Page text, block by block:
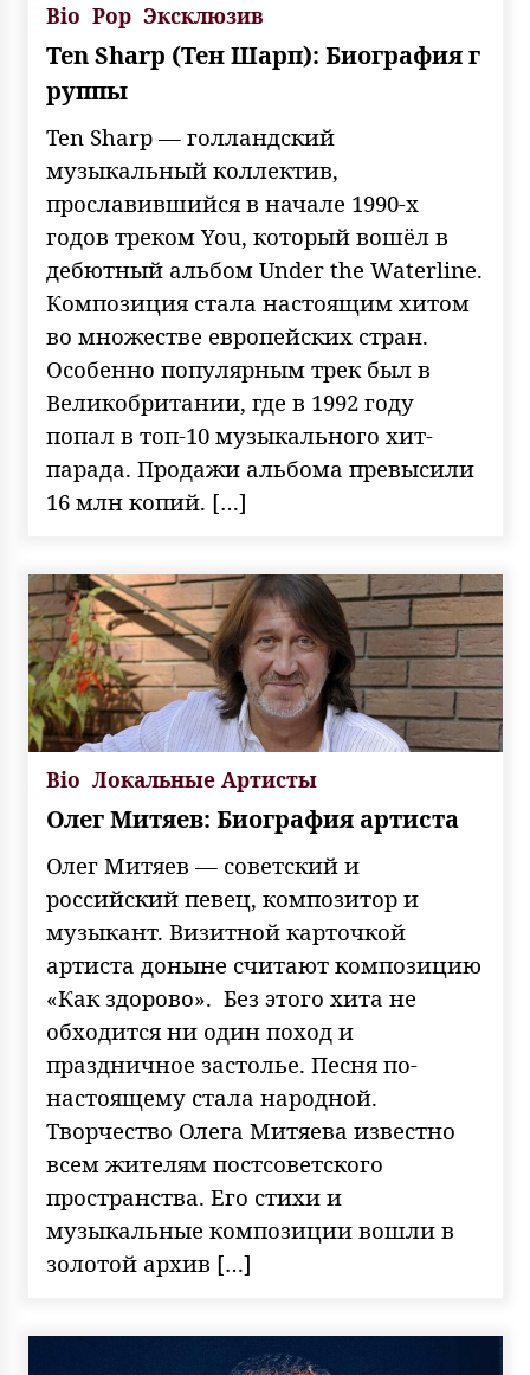
Bio Pop Эксклюзив
Ten Sharp (Тен Шарп): Биография г
руппы
Ten Sharp — голландский
музыкальный коллектив,
прославившийся в начале 1990-х
годов треком You, который вошёл в
дебютный альбом Under the Waterline.
Композиция стала настоящим хитом
во множестве европейских стран.
Особенно популярным трек был в
Великобритании, где в 1992 году
попал в топ-10 музыкального хит-
парада. Продажи альбома превысили
16 млн копий. […]
Bio Локальные Артисты
Олег Митяев: Биография артиста
Олег Митяев — советский и
российский певец, композитор и
музыкант. Визитной карточкой
артиста доныне считают композицию
«Как здорово». Без этого хита не
обходится ни один поход и
праздничное застолье. Песня по-
настоящему стала народной.
Творчество Олега Митяева известно
всем жителям постсоветского
пространства. Его стихи и
музыкальные композиции вошли в
золотой архив […]